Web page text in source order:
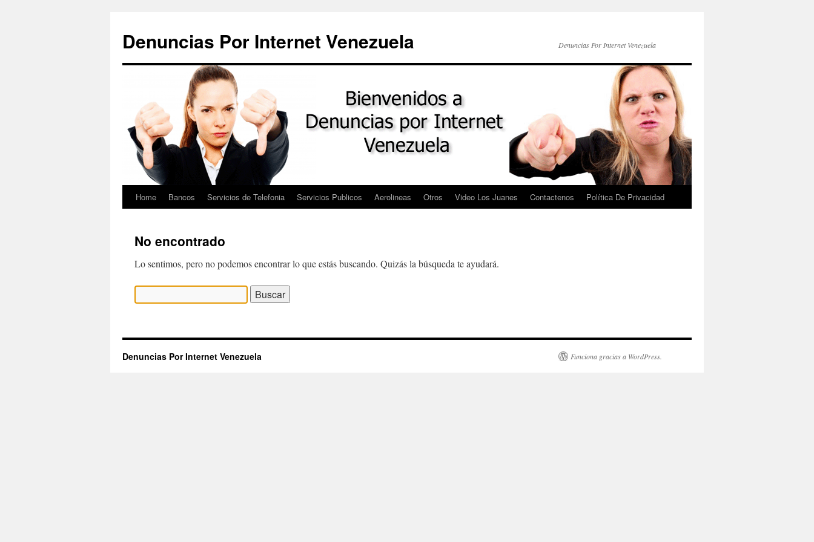
contenido
Denuncias Por Internet Venezuela Denuncias Por Internet Venezuela
Home Bancos Servicios de Telefonia Servicios Publicos Aerolineas Otros Video Los Juanes Contactenos Política De Privacidad
No encontrado
Lo sentimos, pero no podemos encontrar lo que estás buscando. Quizás la búsqueda te ayudará.
Denuncias Por Internet Venezuela Funciona gracias a WordPress.